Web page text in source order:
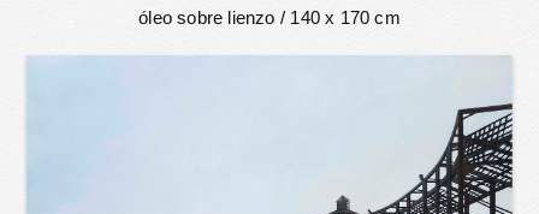
óleo sobre lienzo / 140 x 170 cm